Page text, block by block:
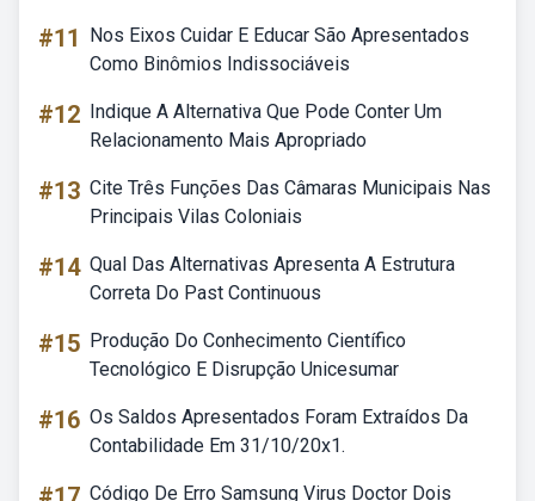
#11
Nos Eixos Cuidar E Educar São Apresentados
Como Binômios Indissociáveis
#12 Indique A Alternativa Que Pode Conter Um
Relacionamento Mais Apropriado
#13 Cite Três Funções Das Câmaras Municipais Nas
Principais Vilas Coloniais
#14 Qual Das Alternativas Apresenta A Estrutura
Correta Do Past Continuous
#15 Produção Do Conhecimento Científico
Tecnológico E Disrupção Unicesumar
#16 Os Saldos Apresentados Foram Extraídos Da
Contabilidade Em 31/10/20x1.
Código De Erro Samsung Virus Doctor Dois